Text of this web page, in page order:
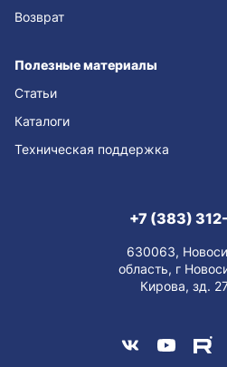
Возврат
Полезные материалы
Статьи
Каталоги
Техническая поддержка
+7 (383)
630063,
область, г
Кирова, зд.